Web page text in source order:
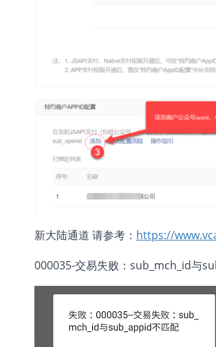
新大陆通道 请参考： https://
000035-交易失败：sub_mch_id与